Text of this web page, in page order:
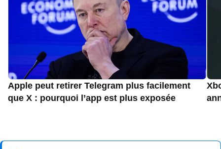
Apple peut retirer Telegram plus facilement
que X : pourquoi l’app est plus exposée